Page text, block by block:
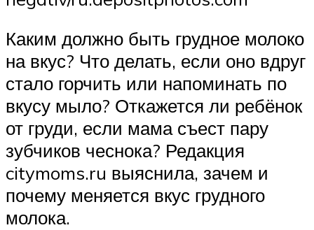
Каким должно быть грудное молоко
на вкус? Что делать, если оно вдруг
стало горчить или напоминать по
вкусу мыло? Откажется ли ребёнок
от груди, если мама съест пару
зубчиков чеснока? Редакция
citymoms.ru выяснила, зачем и
почему меняется вкус грудного
молока.